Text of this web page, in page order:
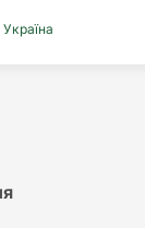
Україна